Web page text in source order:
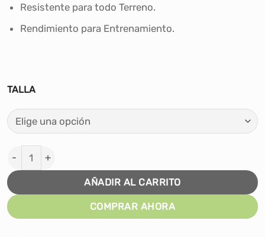
Resistente para todo Terreno.
Rendimiento para Entrenamiento.
TALLA
Guantes de Arquero Fútbol Conecto - Naranja cantidad
AÑADIR AL CARRITO
COMPRAR AHORA